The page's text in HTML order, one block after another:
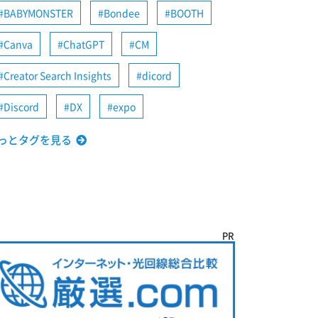
BABYMONSTER Bondee BOOTH
Canva ChatGPT CM
Creator Search Insights dicord
Discord DX expo
とタグを見る
PR